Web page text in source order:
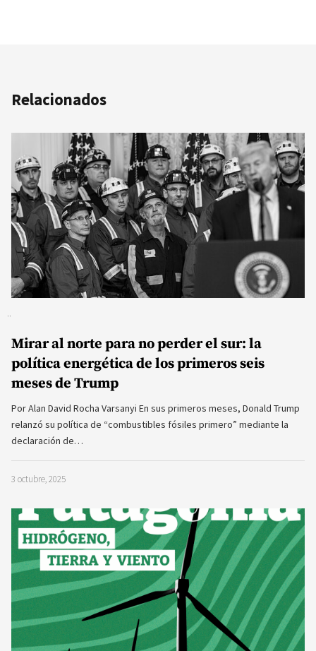
Relacionados
Mirar al norte para no perder el sur: la
política energética de los primeros seis
meses de Trump
Por Alan David Rocha Varsanyi En sus primeros meses, Donald Trump
relanzó su política de “combustibles fósiles primero” mediante la
declaración de…
3 octubre, 2025